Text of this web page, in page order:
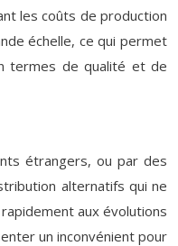
les coûts de production
échelle, ce qui permet
termes de qualité et de
étrangers, ou par des
alternatifs qui ne
aux évolutions
un inconvénient pour